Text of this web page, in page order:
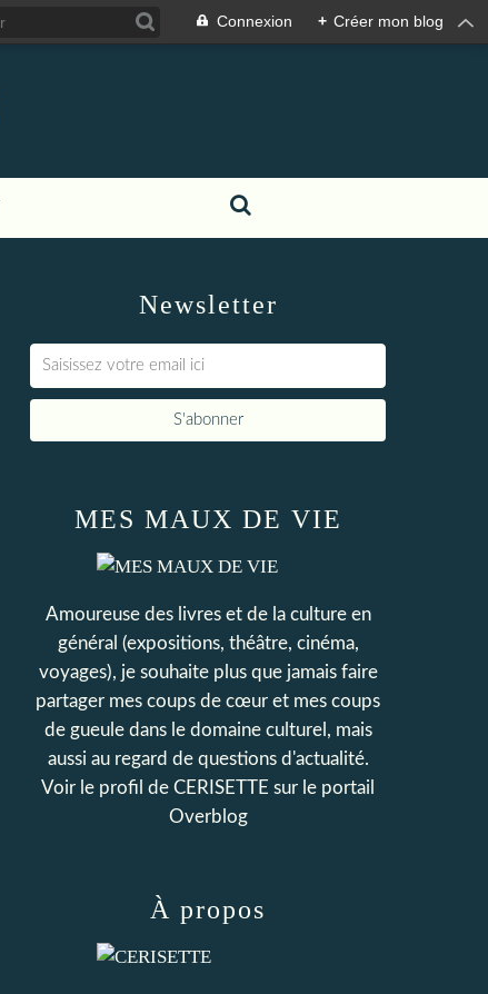
Connexion + Créer mon blog
Newsletter
MES MAUX DE VIE
Amoureuse des livres et de la culture en
général (expositions, théâtre, cinéma,
voyages), je souhaite plus que jamais faire
partager mes coups de cœur et mes coups
de gueule dans le domaine culturel, mais
aussi au regard de questions d'actualité.
Voir le profil de CERISETTE sur le portail
Overblog
À propos